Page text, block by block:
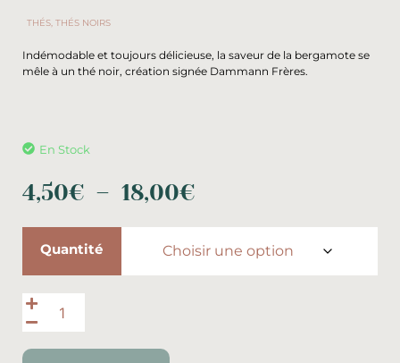
THÉS, THÉS NOIRS
Indémodable et toujours délicieuse, la saveur de la bergamote se
mêle à un thé noir, création signée Dammann Frères.
En Stock
4,50€ – 18,00€
Quantité